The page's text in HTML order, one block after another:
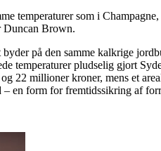
temperaturer som i
Duncan Brown.
på den samme kalkrige
temperaturer pludselig gjort
22 millioner kroner, mens et
– en form for fremtidssikring af